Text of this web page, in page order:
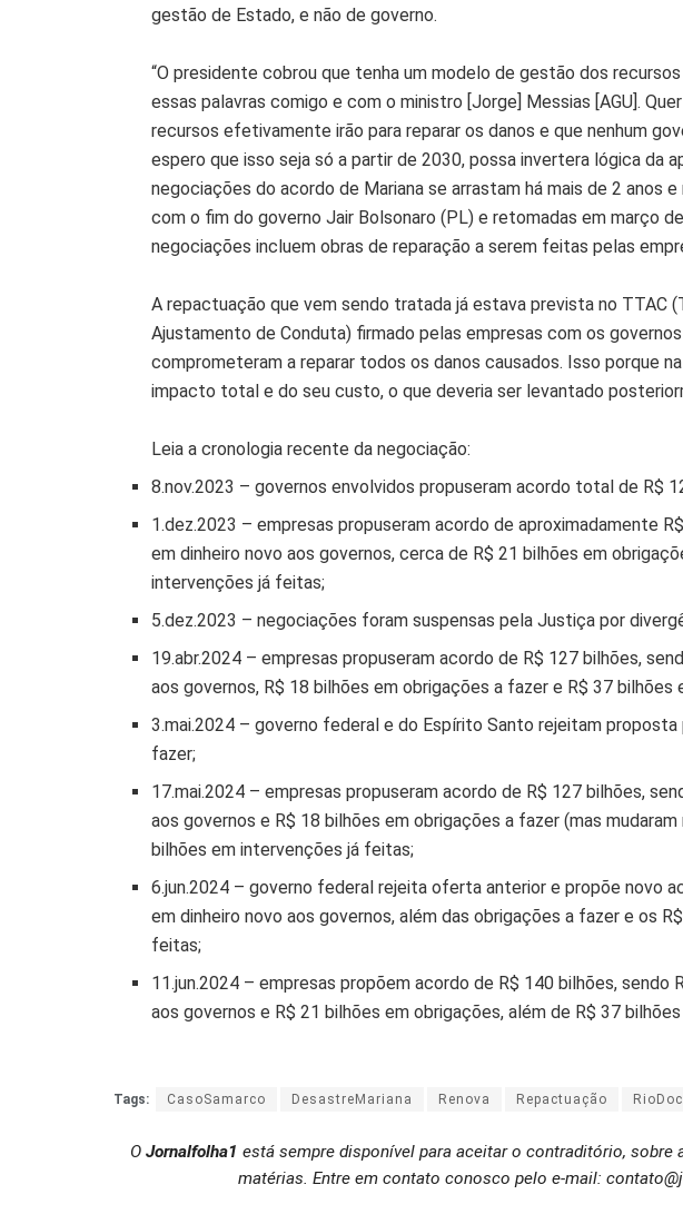
gestão de Estado, e não de governo.
“O presidente cobrou que tenha um modelo de gestão dos
essas palavras comigo e com o ministro [Jorge] Messias [AGU].
recursos efetivamente irão para reparar os danos e que nenhum
espero que isso seja só a partir de 2030, possa invertera lógica da
negociações do acordo de Mariana se arrastam há mais de 2 anos
com o fim do governo Jair Bolsonaro (PL) e retomadas em março
negociações incluem obras de reparação a serem feitas pelas
A repactuação que vem sendo tratada já estava prevista no TTAC
Ajustamento de Conduta) firmado pelas empresas com os
comprometeram a reparar todos os danos causados. Isso porque
impacto total e do seu custo, o que deveria ser levantado
Leia a cronologia recente da negociação:
8.nov.2023 – governos envolvidos propuseram acordo total de R$
1.dez.2023 – empresas propuseram acordo de aproximadamente
em dinheiro novo aos governos, cerca de R$ 21 bilhões em
intervenções já feitas;
5.dez.2023 – negociações foram suspensas pela Justiça por
19.abr.2024 – empresas propuseram acordo de R$ 127 bilhões,
aos governos, R$ 18 bilhões em obrigações a fazer e R$ 37
3.mai.2024 – governo federal e do Espírito Santo rejeitam
fazer;
17.mai.2024 – empresas propuseram acordo de R$ 127 bilhões,
aos governos e R$ 18 bilhões em obrigações a fazer (mas
bilhões em intervenções já feitas;
6.jun.2024 – governo federal rejeita oferta anterior e propõe novo
em dinheiro novo aos governos, além das obrigações a fazer e os
feitas;
11.jun.2024 – empresas propõem acordo de R$ 140 bilhões, sendo
aos governos e R$ 21 bilhões em obrigações, além de R$ 37
Tags: CasoSamarco DesastreMariana Renova Repactuação
O Jornalfolha1 está sempre disponível para aceitar o contraditório,
matérias. Entre em contato conosco pelo e-mail: